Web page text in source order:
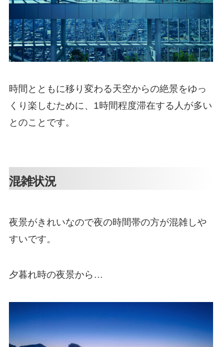
時間とともに移り変わる天空からの絶景をゆっ
くり楽しむために、1時間程度滞在する人が多い
とのことです。
混雑状況
夜景がきれいなので夜の時間帯の方が混雑しや
すいです。
夕暮れ時の夜景から…